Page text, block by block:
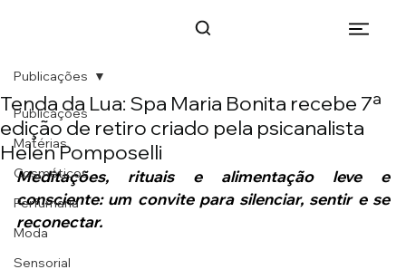
Publicações
Matérias
Cosméticos
Perfumaria
Moda
Sensorial
Publicações
Tenda da Lua: Spa Maria Bonita recebe 7ª
edição de retiro criado pela psicanalista
Helen Pomposelli
Meditações, rituais e alimentação leve e
consciente: um convite para silenciar, sentir e se
reconectar.